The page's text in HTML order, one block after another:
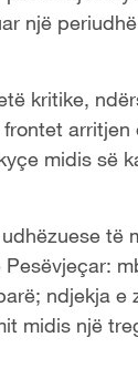
një
kritike,
midis së
të
ndjekja e
midis një